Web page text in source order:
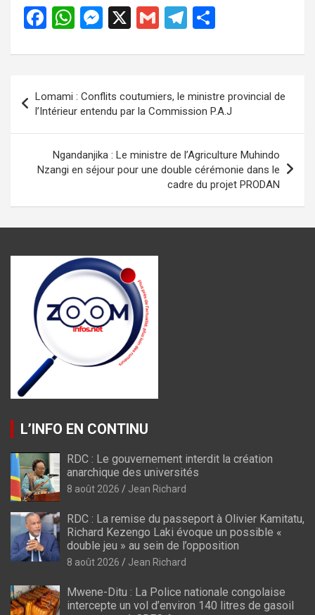
F
ce
o
o
k
W
at
s
A
p
p
M
se
n
g
er
X
G
ail
T
e
gr
a
m
ta
er
de
l’article
Lomami : Conflits coutumiers, le ministre provincial de
l’Intérieur entendu par la Commission P.A.J
Ngandanjika : Le ministre de l’Agriculture Muhindo
Nzangi en séjour pour une double cérémonie dans le
cadre du projet PRODAN
L’INFO EN CONTINU
RDC : Le gouvernement interdit la création
anarchique des universités
8 août 2026 Jean Richard
RDC : La remise du passeport à Olivier Kamitatu,
Richard Kezengo Laki évoque un possible «
double jeu » au sein de l’opposition
8 août 2026 Jean Richard
Mwene-Ditu : La Police nationale congolaise
intercepte un vol d’environ 140 litres de gasoil